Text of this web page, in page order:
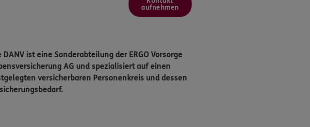
aufnehmen
DANV ist eine Sonderabteilung der ERGO Vorsorge
AG und spezialisiert auf einen
versicherbaren Personenkreis und dessen